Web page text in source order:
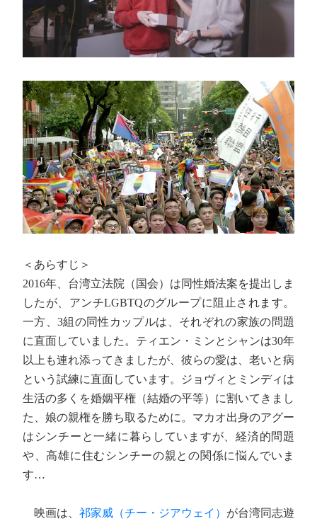
＜あらすじ＞
2016年、台湾立法院（国会）は同性婚法案を提出しま
したが、アンチLGBTQのグループに阻止されます。
一方、3組の同性カップルは、それぞれの家族の問題
に直面していました。ティエン・ミンとシャンは30年
以上も連れ添ってきましたが、彼らの愛は、老いと病
という試練に直面しています。ジョヴィとミンディは
生活の多くを婚姻平権（結婚の平等）に割いてきまし
た、娘の親権を勝ち取るために。マカオ出身のアグー
はシンチーと一緒に暮らしていますが、経済的問題
や、高雄に住むシンチーの親との関係に悩んでいま
す…
映画は、 祁家威（チー・ジアウェイ） が台湾同志遊